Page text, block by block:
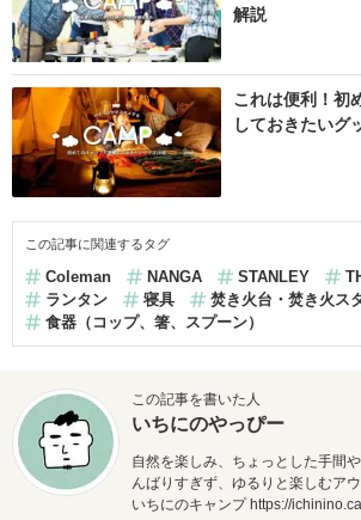
解説
これは便利！初
しておきたいグ
この記事に関連するタグ
Coleman NANGA STANLEY
ランタン
寝具
焚き火台・焚き火ス
食器（コップ、箸、スプーン）
この記事を書いた人
いちにのやっぴー
自然を楽しみ、ちょっとした手間
んばりすぎず、ゆるりと楽しむア
いちにのキャンプhttps://